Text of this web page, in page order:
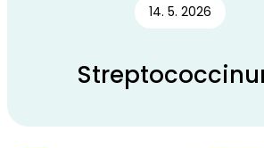
14. 5. 2026